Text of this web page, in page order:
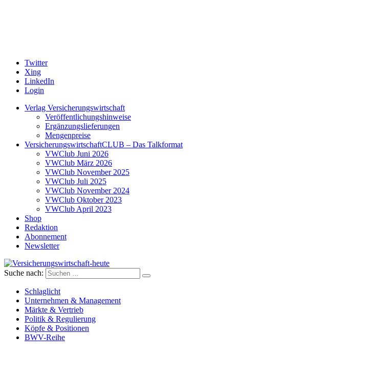
Twitter
Xing
LinkedIn
Login
Verlag Versicherungswirtschaft
Veröffentlichungshinweise
Ergänzungslieferungen
Mengenpreise
VersicherungswirtschaftCLUB – Das Talkformat
VWClub Juni 2026
VWClub März 2026
VWClub November 2025
VWClub Juli 2025
VWClub November 2024
VWClub Oktober 2023
VWClub April 2023
Shop
Redaktion
Abonnement
Newsletter
Versicherungswirtschaft-heute
Suche nach:
Schlaglicht
Unternehmen & Management
Märkte & Vertrieb
Politik & Regulierung
Köpfe & Positionen
BWV-Reihe